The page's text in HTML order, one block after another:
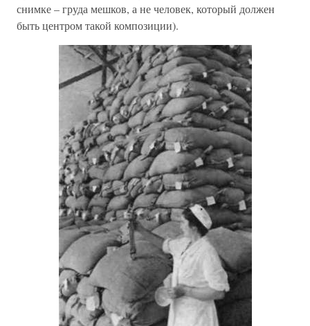
снимке – груда мешков, а не человек, который должен
быть центром такой композиции).